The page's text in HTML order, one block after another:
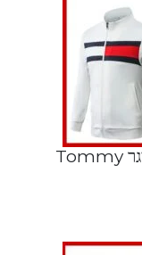
קטלוגחליפות יוקרה לגברים טומי הילפיגר Tommy